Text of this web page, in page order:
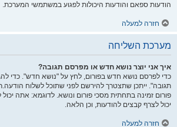
הודעות ספאם והודעות היכולות לפגוע במשתמשי המערכת.
חזרה למעלה
מערכת השליחה
איך אני יוצר נושא חדש או מפרסם תגובה?
כדי לפרסם נושא חדש בפורום, לחץ על "נושא חדש". כדי
תגובה". ייתכן שתצטרך להירשם לפני שתוכל לשלוח
פורום זמינה בתחתית מסכי פורום ונושא. לדוגמא: אתה
יכול לצרף קבצים להודעות, וכן הלאה.
חזרה למעלה